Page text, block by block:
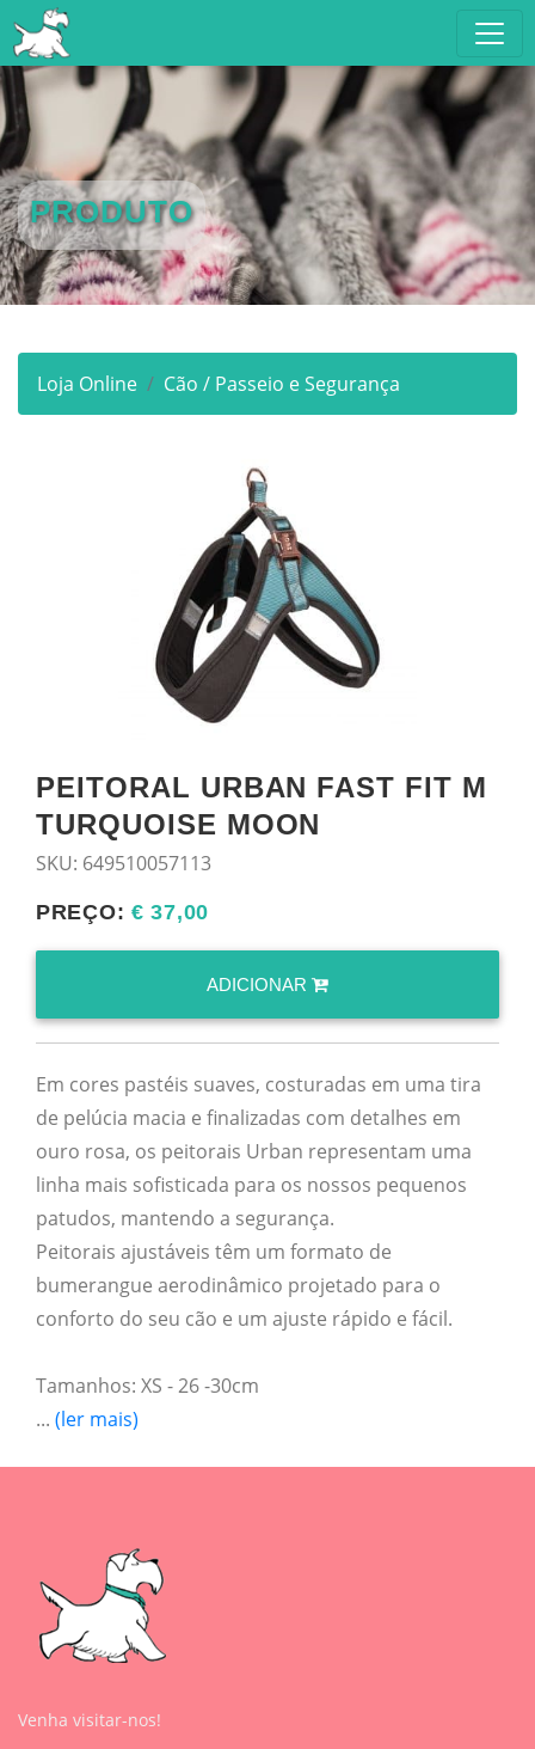
PRODUTO
Loja Online Cão / Passeio e Segurança
PEITORAL URBAN FAST FIT M
TURQUOISE MOON
SKU: 649510057113
PREÇO:€ 37,00
ADICIONAR
Em cores pastéis suaves, costuradas em uma tira
de pelúcia macia e finalizadas com detalhes em
ouro rosa, os peitorais Urban representam uma
linha mais sofisticada para os nossos pequenos
patudos, mantendo a segurança.
Peitorais ajustáveis têm um formato de
bumerangue aerodinâmico projetado para o
conforto do seu cão e um ajuste rápido e fácil.
Tamanhos: XS - 26 -30cm
... (ler mais)
Venha visitar-nos!